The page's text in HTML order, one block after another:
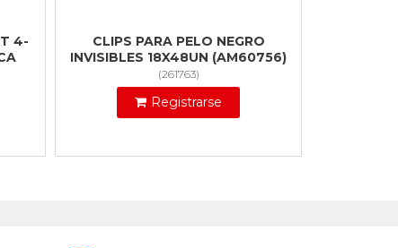
4-
CLIPS PARA PELO NEGRO
INVISIBLES 18X48UN (AM60756)
(261763)
Registrarse